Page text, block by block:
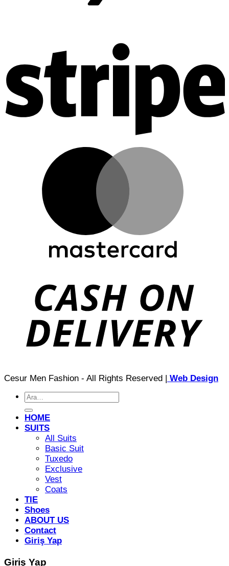
Cesur Men Fashion - All Rights Reserved | Web Design
Ara:
HOME
SUITS
All Suits
Basic Suit
Tuxedo
Exclusive
Vest
Coats
TIE
Shoes
ABOUT US
Contact
Giriş Yap
Giriş Yap